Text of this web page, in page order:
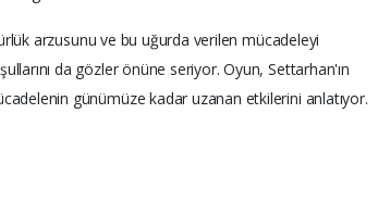
arzusunu ve bu uğurda verilen mücadeleyi
da gözler önüne seriyor. Oyun, Settarhan'ın
günümüze kadar uzanan etkilerini anlatıyor.